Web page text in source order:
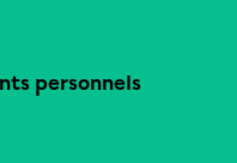
personnels